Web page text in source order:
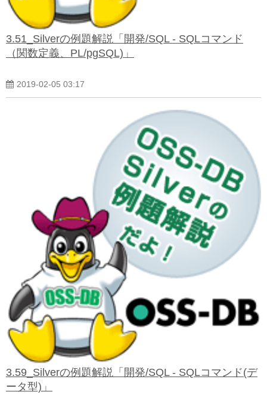
3.51_Silverの例題解説「開発/SQL - SQLコマンド
（関数定義、PL/pgSQL)」
2019-02-05 03:17
3.59_Silverの例題解説「開発/SQL - SQLコマンド(デ
ータ型)」